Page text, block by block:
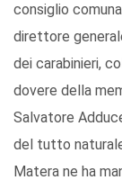
consiglio
direttore
dei carabinieri,
dovere della
Salvatore
del tutto
Matera ne ha